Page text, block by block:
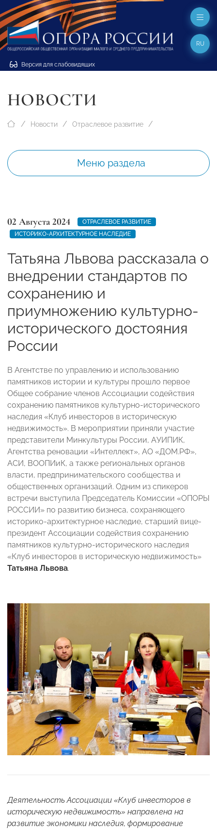
Версия для слабовидящих
RU
НОВОСТИ
Новости Отраслевое развитие
Меню раздела
02 Августа 2024
ОТРАСЛЕВОЕ РАЗВИТИЕ
ИСТОРИКО-АРХИТЕКТУРНОЕ НАСЛЕДИЕ
Татьяна Львова рассказала о
внедрении стандартов по
сохранению и
приумножению культурно-
исторического достояния
России
В Агентстве по управлению и использованию
памятников истории и культуры прошло первое
Общее собрание членов Ассоциации содействия
сохранению памятников культурно-исторического
наследия «Клуб инвесторов в историческую
недвижимость». В мероприятии приняли участие
представители Минкультуры России, АУИПИК,
Агентства реновации «Интеллект», АО «ДОМ.РФ»,
АСИ, ВООПИиК, а также региональных органов
власти, предпринимательского сообщества и
общественных организаций. Одним из спикеров
встречи выступила Председатель Комиссии «ОПОРЫ
РОССИИ» по развитию бизнеса, сохраняющего
историко-архитектурное наследие, старший вице-
президент Ассоциации содействия сохранению
памятников культурно-исторического наследия
«Клуб инвесторов в историческую недвижимость»
Татьяна Львова.
Деятельность Ассоциации «Клуб инвесторов в
историческую недвижимость» направлена на
развитие экономики наследия, формирование